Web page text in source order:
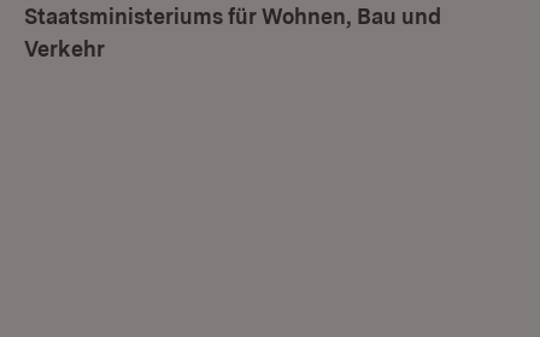
Staatsministeriums für Wohnen, Bau und
Verkehr